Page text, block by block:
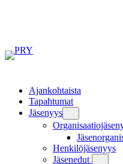
Ajankohtaista
Tapahtumat
Jäsenyys
Henkilöjäsenyys
Jäsenedut